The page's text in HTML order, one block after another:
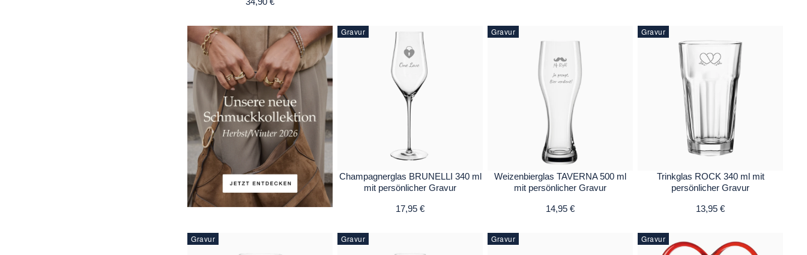
Gravur
Champagnerglas BRUNELLI 340 ml
mit persönlicher Gravur
17,95 €
Gravur
Weizenbierglas TAVERNA 500 ml
mit persönlicher Gravur
14,95 €
Gravur
Trinkglas ROCK 340 ml mit
persönlicher Gravur
13,95 €
Gravur Gravur Gravur Gravur